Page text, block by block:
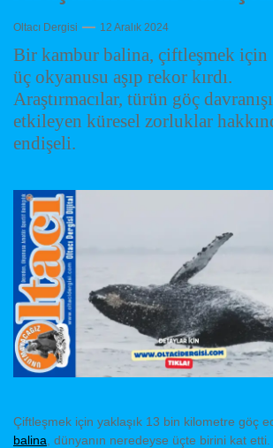
Oltacı Dergisi 12 Aralık 2024
Bir kambur balina, çiftleşmek için
üç okyanusu aşıp rekor kırdı.
Araştırmacılar, türün göç
etkileyen küresel zorluklar
endişeli.
Çiftleşmek için yaklaşık 13 bin kilometre göç
balina , dünyanın neredeyse üçte birini kat etti.